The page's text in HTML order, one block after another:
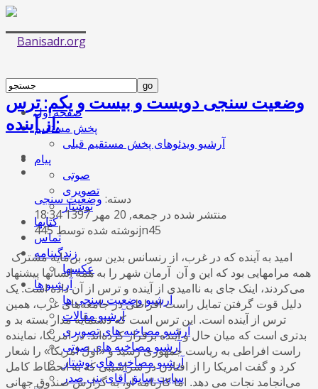
صفحه اول
پخش مستقیم
آرشیو ویدئوهای پخش مستقیم قبلی
پیام
صوتی
تصویری
نوشتار
کتابها
تماس
زندگینامه
عکسها
آرشیو ها
آرشیو وضعیت سنجی ها
آرشیو مقالات
آرشیو مصاخبه های تصویری
آرشیو مصاخبه های صوتی
آرشیو مصاخبه های نوشتار
سایت سابق آقای بنی صدر
وضعیت سنجی دویست و بیست و یکم: ترس
از آینده:
دسته: وضعیت سنجی
منتشر شده در جمعه, 20 مهر 1397 18:34
نوشته شده توسط 445jn45
همه مرامهایی بود که این و آن آرمان شهر را به همه انسانها پیشنهاد
می‌کردند، اینک جای به ناامیدی از آینده و ترس از آن داده ‌است. یک
دلیل قوت گرفتن تمایل راست افراطی در جامعه‌های غرب، همین
ترس از آینده‌ است. این ترس است که دستمایه مدار بسته بد و
بدتری است که میان حال و آینده برقرار کرده‌اند. در امریکا، نماینده
راست افراطی به ریاست جمهوری رسید و «اول امریکا» را شعار
کرد و گفت امریکا را از افتادن در سراشیبی که به انحطاط کامل
می‌انجامد نجات می دهد. اما کارنامه او، به گزارش صندوق جهانی